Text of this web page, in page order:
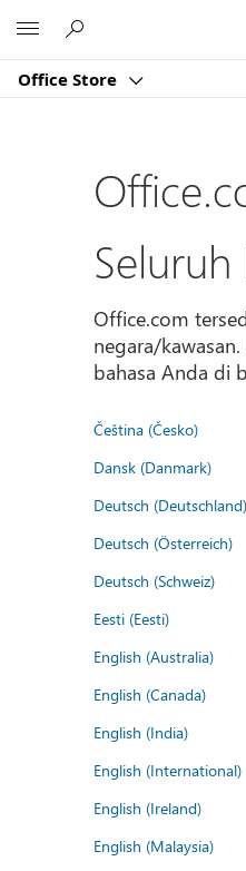
Office Store
Office.com
negara/
bahasa Anda di
Čeština (Česko)
Dansk (Danmark)
Deutsch (Deutschland)
Deutsch (Österreich)
Deutsch (Schweiz)
Eesti (Eesti)
English (Australia)
English (Canada)
English (India)
English (International)
English (Ireland)
English (Malaysia)